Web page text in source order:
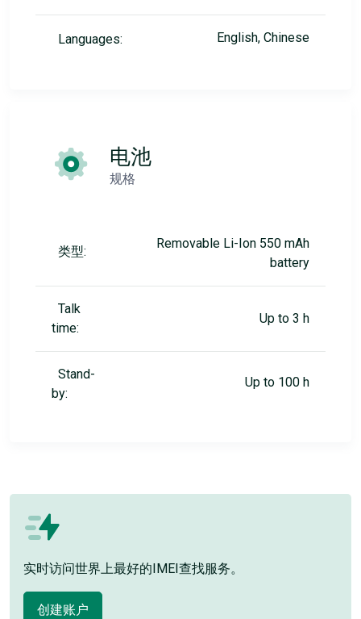
Languages: English, Chinese
电池
规格
类型:
Removable Li-Ion 550 mAh
battery
Talk
time:
Up to 3 h
Stand-
by:
Up to 100 h
实时访问世界上最好的IMEI查找服务。
创建账户